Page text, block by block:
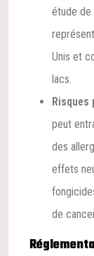
étude de
Unis et
lacs.
Risques
peut
des
effets
de